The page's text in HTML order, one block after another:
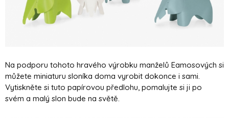
Na podporu tohoto hravého výrobku manželů Eamosových si
můžete miniaturu sloníka doma vyrobit dokonce i sami.
Vytiskněte si tuto papírovou předlohu, pomalujte si ji po
svém a malý slon bude na světě.